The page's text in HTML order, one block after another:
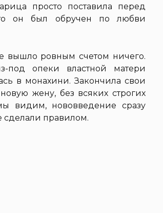
просто поставила перед
он был обручен по любви
вышло ровным счетом ничего.
под опеки властной матери
в монахини. Закончила свои
жену, без всяких строгих
видим, нововведение сразу
сделали правилом.